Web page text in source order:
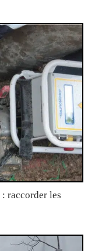
raccorder les